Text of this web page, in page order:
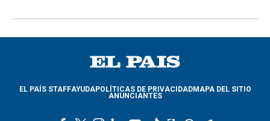
EL PAÍS STAFFAYUDAPOLÍTICAS DE PRIVACIDADMAPA DEL SITIO
ANUNCIANTES